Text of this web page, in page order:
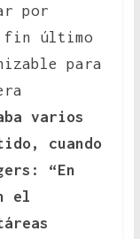
por
fin último
para
varios
cuando
“En
el